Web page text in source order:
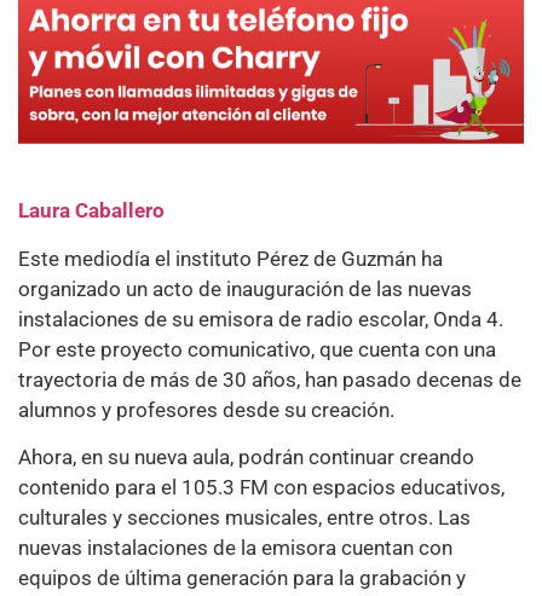
Laura Caballero
Este mediodía el instituto Pérez de Guzmán ha
organizado un acto de inauguración de las nuevas
instalaciones de su emisora de radio escolar, Onda 4.
Por este proyecto comunicativo, que cuenta con una
trayectoria de más de 30 años, han pasado decenas de
alumnos y profesores desde su creación.
Ahora, en su nueva aula, podrán continuar creando
contenido para el 105.3 FM con espacios educativos,
culturales y secciones musicales, entre otros. Las
nuevas instalaciones de la emisora cuentan con
equipos de última generación para la grabación y